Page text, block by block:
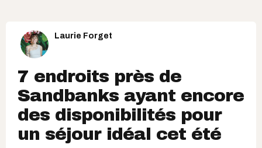
Laurie Forget
7 endroits près de
Sandbanks ayant encore
des disponibilités pour
un séjour idéal cet été